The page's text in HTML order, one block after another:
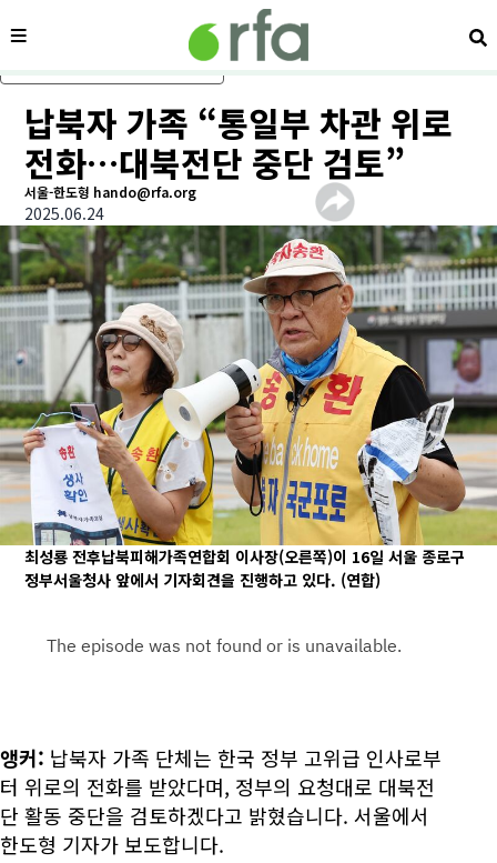
메인 콘텐츠로 건너뛰기
메뉴 검
납북자 가족 “통일부 차관 위로
전화…대북전단 중단 검토”
서울-한도형 hando@rfa.org
2025.06.24
최성룡 전후납북피해가족연합회 이사장(오른쪽)이 16일 서울 종로구
정부서울청사 앞에서 기자회견을 진행하고 있다. (연합)
앵커: 납북자 가족 단체는 한국 정부 고위급 인사로부
터 위로의 전화를 받았다며, 정부의 요청대로 대북전
단 활동 중단을 검토하겠다고 밝혔습니다. 서울에서
한도형 기자가 보도합니다.